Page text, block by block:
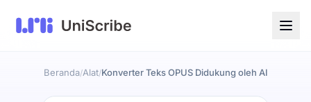
Beranda/Alat/Konverter Teks OPUS Didukung oleh AI